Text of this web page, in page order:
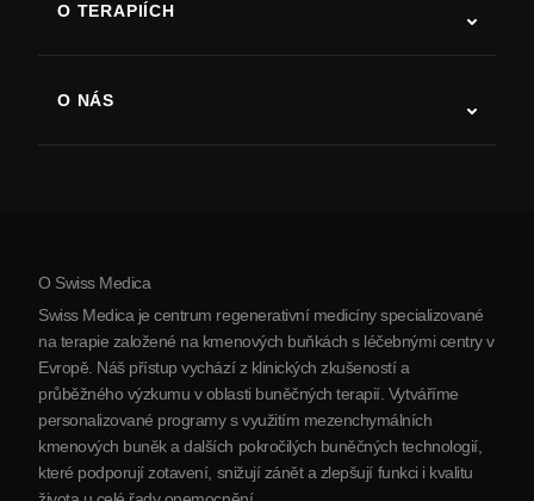
Parkinsonova choroba
Artritida
O TERAPIÍCH
O NÁS
O Srbsku
Partnerství
Kontaktujte nás
O Swiss Medica
Swiss Medica je centrum regenerativní medicíny specializované
na terapie založené na kmenových buňkách s léčebnými centry v
Evropě. Náš přístup vychází z klinických zkušeností a
průběžného výzkumu v oblasti buněčných terapií. Vytváříme
personalizované programy s využitím mezenchymálních
kmenových buněk a dalších pokročilých buněčných technologií,
které podporují zotavení, snižují zánět a zlepšují funkci i kvalitu